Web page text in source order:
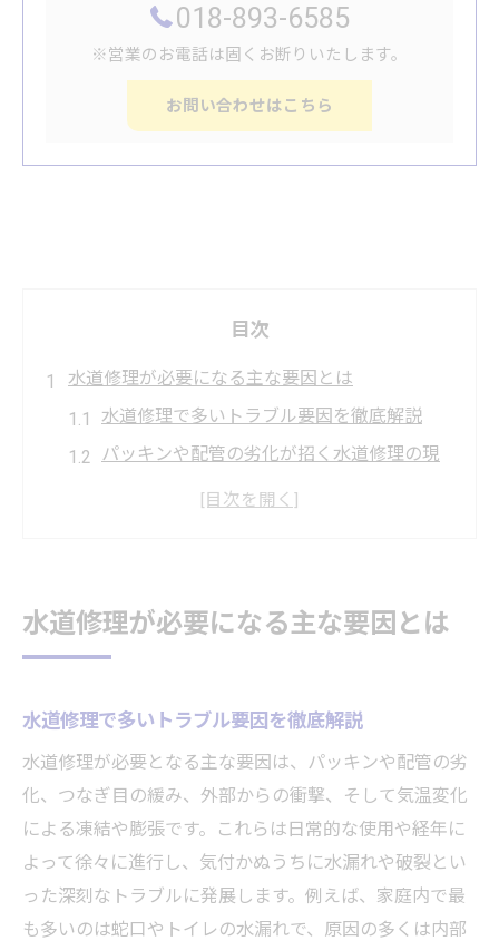
018-893-6585
※営業のお電話は固くお断りいたします。
お問い合わせはこちら
目次
水道修理が必要になる主な要因とは
水道修理で多いトラブル要因を徹底解説
パッキンや配管の劣化が招く水道修理の現
水道修理で注意すべき漏水箇所の特徴と対
水道修理でよくある水漏れパターンの見分
け方
水道 つなぎ目水漏れ時のチェックポイント
水道修理に役立つ応急処置と道具の選び方
水道修理が必要になる主な要因とは
水道修理で多いトラブル要因を徹底解説
水道修理が必要となる主な要因は、パッキンや配管の劣
化、つなぎ目の緩み、外部からの衝撃、そして気温変化
による凍結や膨張です。これらは日常的な使用や経年に
よって徐々に進行し、気付かぬうちに水漏れや破裂とい
った深刻なトラブルに発展します。例えば、家庭内で最
も多いのは蛇口やトイレの水漏れで、原因の多くは内部